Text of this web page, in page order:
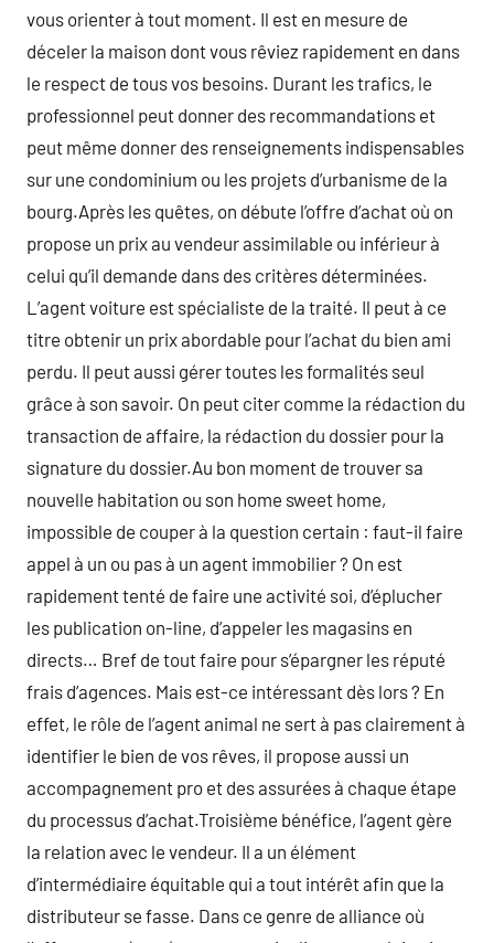
vous orienter à tout moment. Il est en mesure de
déceler la maison dont vous rêviez rapidement en dans
le respect de tous vos besoins. Durant les trafics, le
professionnel peut donner des recommandations et
peut même donner des renseignements indispensables
sur une condominium ou les projets d’urbanisme de la
bourg.Après les quêtes, on débute l’offre d’achat où on
propose un prix au vendeur assimilable ou inférieur à
celui qu’il demande dans des critères déterminées.
L’agent voiture est spécialiste de la traité. Il peut à ce
titre obtenir un prix abordable pour l’achat du bien ami
perdu. Il peut aussi gérer toutes les formalités seul
grâce à son savoir. On peut citer comme la rédaction du
transaction de affaire, la rédaction du dossier pour la
signature du dossier.Au bon moment de trouver sa
nouvelle habitation ou son home sweet home,
impossible de couper à la question certain : faut-il faire
appel à un ou pas à un agent immobilier ? On est
rapidement tenté de faire une activité soi, d’éplucher
les publication on-line, d’appeler les magasins en
directs… Bref de tout faire pour s’épargner les réputé
frais d’agences. Mais est-ce intéressant dès lors ? En
effet, le rôle de l’agent animal ne sert à pas clairement à
identifier le bien de vos rêves, il propose aussi un
accompagnement pro et des assurées à chaque étape
du processus d’achat.Troisième bénéfice, l’agent gère
la relation avec le vendeur. Il a un élément
d’intermédiaire équitable qui a tout intérêt afin que la
distributeur se fasse. Dans ce genre de alliance où